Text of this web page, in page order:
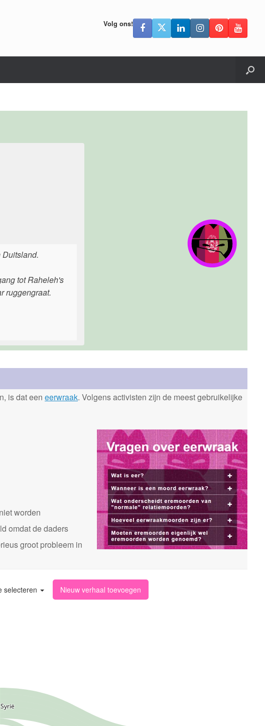
Volg ons!
Duitsland.
tot Raheleh's
ruggengraat.
is dat een eerwraak. Volgens activisten zijn de meest gebruikelijke
worden
omdat de daders
groot probleem in